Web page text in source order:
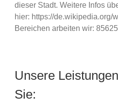
dieser Stadt. Weitere Infos
hier: https://de.wikipedia.org/
Bereichen arbeiten wir:
Unsere
Sie: